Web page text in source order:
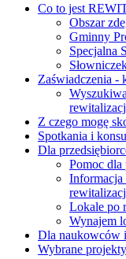
Co to jest
Obszar
Gminny
Specjalna
Zaświadczenia -
Z czego mogę
Spotkania i
Dla
Pomoc dla
Informacja
Lokale po
Wynajem
Dla naukowców
Wybrane